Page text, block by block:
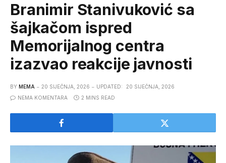
Branimir Stanivuković sa
šajkačom ispred
Memorijalnog centra
izazvao reakcije javnosti
BY MEMA 20 SIJEČNJA, 2026 UPDATED:
20 SIJEČNJA, 2026
NEMA KOMENTARA
2 MINS READ